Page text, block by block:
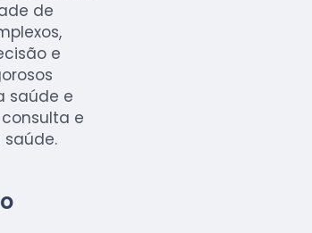
de
e
saúde e
e